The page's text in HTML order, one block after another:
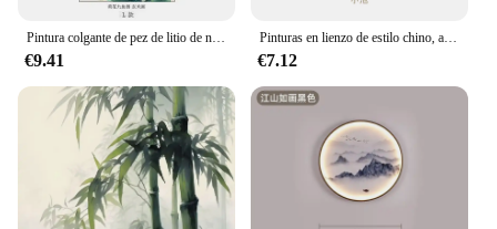
€9.41
Pinturas en lienzo de estilo chino, arte de pared tradicional, imágenes, carteles, impresiones para sala de estar, decoración de Hotel, Mural
€7.12